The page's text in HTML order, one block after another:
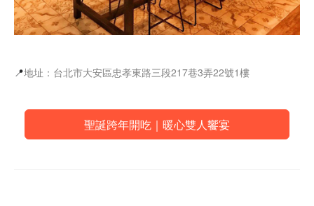
📍地址：台北市大安區忠孝東路三段217巷3弄22號1樓
聖誕跨年開吃｜暖心雙人饗宴